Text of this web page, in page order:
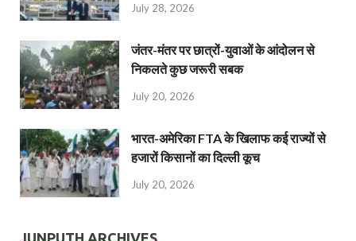
July 28, 2026
जंतर-मंतर पर छात्रों-युवाओं के आंदोलन से
निकलते कुछ जरूरी सबक
July 20, 2026
भारत-अमेरिका FTA के खिलाफ कई राज्यों से
हजारों किसानों का दिल्ली कूच
July 20, 2026